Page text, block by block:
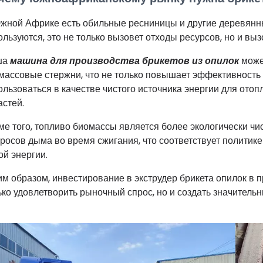
Африке есть обильные ресниницы и другие
это не только вызовет отходы ресурсов, но и
машина для производства брикетов из опилок
стержни, что не только повышает
в качестве чистого источника энергии для
того, топливо биомассы является более экологически
дыма во время сжигания, что соответствует
энергии.
образом, инвестирование в экструдер брикета опилок
удовлетворить рыночный спрос, но и создать